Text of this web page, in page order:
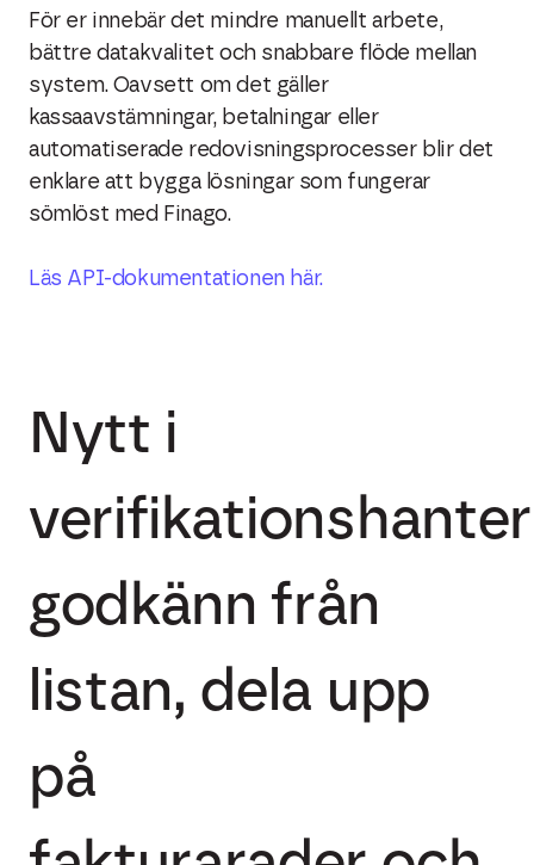
För er innebär det mindre manuellt arbete,
bättre datakvalitet och snabbare flöde mellan
system. Oavsett om det gäller
kassaavstämningar, betalningar eller
automatiserade redovisningsprocesser blir det
enklare att bygga lösningar som fungerar
sömlöst med Finago.
Läs API-dokumentationen här.
Nytt i
godkänn från
listan, dela upp
på